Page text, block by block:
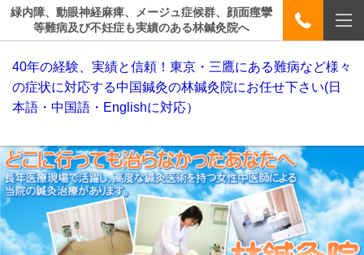
緑内障、動眼神経麻痺、メージュ症候群、顔面痙攣
等難病及び不妊症も実績のある林鍼灸院へ
40年の経験、実績と信頼！東京・三鷹にある難病など様々
の症状に対応する中国鍼灸の林鍼灸院にお任せ下さい(日
本語・中国語・Englishに対応）